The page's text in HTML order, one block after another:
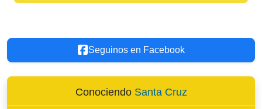
Seguinos en Facebook
Conociendo Santa Cruz